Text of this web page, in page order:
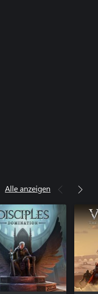
Alle anzeigen